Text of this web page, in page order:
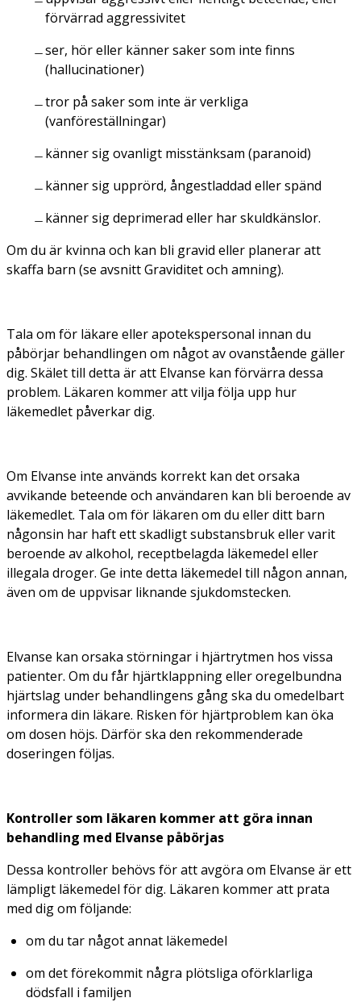
förvärrad aggressivitet
ser, hör eller känner saker som inte finns
(hallucinationer)
tror på saker som inte är verkliga
(vanföreställningar)
känner sig ovanligt misstänksam (paranoid)
känner sig upprörd, ångestladdad eller spänd
känner sig deprimerad eller har skuldkänslor.
Om du är kvinna och kan bli gravid eller planerar att
skaffa barn (se avsnitt Graviditet och amning).
Tala om för läkare eller apotekspersonal innan du
påbörjar behandlingen om något av ovanstående gäller
dig. Skälet till detta är att Elvanse kan förvärra dessa
problem. Läkaren kommer att vilja följa upp hur
läkemedlet påverkar dig.
Om Elvanse inte används korrekt kan det orsaka
avvikande beteende och användaren kan bli beroende av
läkemedlet. Tala om för läkaren om du eller ditt barn
någonsin har haft ett skadligt substansbruk eller varit
beroende av alkohol, receptbelagda läkemedel eller
illegala droger. Ge inte detta läkemedel till någon annan,
även om de uppvisar liknande sjukdomstecken.
Elvanse kan orsaka störningar i hjärtrytmen hos vissa
patienter. Om du får hjärtklappning eller oregelbundna
hjärtslag under behandlingens gång ska du omedelbart
informera din läkare. Risken för hjärtproblem kan öka
om dosen höjs. Därför ska den rekommenderade
doseringen följas.
Kontroller som läkaren kommer att göra innan
behandling med Elvanse påbörjas
Dessa kontroller behövs för att avgöra om Elvanse är ett
lämpligt läkemedel för dig. Läkaren kommer att prata
med dig om följande:
om du tar något annat läkemedel
om det förekommit några plötsliga oförklarliga
dödsfall i familjen